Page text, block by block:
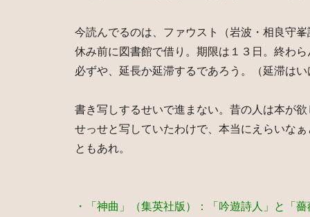
今読んでるのは、ファウスト（岩波・相良守峯
休み前に図書館で借り。期限は１３日。終わ
必ずや、延長か延滞するであろう。（延滞はい
書き写しするせいで進まない。昔の人は本が
せっせと写していたわけで、本当にえらいな
ともあれ。
・「神曲」（集英社版）：「吟遊詩人」と「